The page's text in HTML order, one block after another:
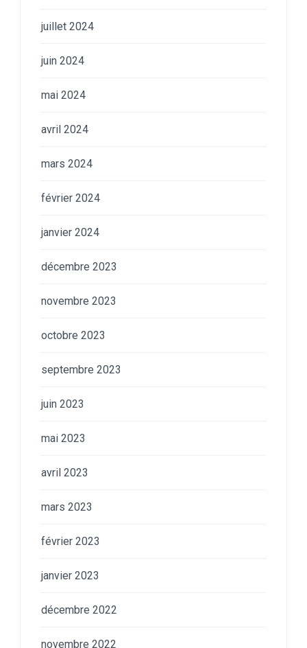
juillet 2024
juin 2024
mai 2024
avril 2024
mars 2024
février 2024
janvier 2024
décembre 2023
novembre 2023
octobre 2023
septembre 2023
juin 2023
mai 2023
avril 2023
mars 2023
février 2023
janvier 2023
décembre 2022
novembre 2022